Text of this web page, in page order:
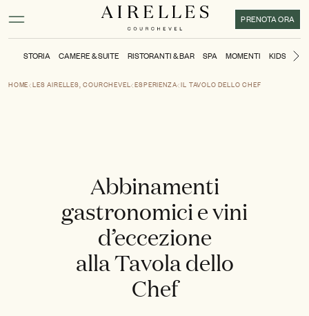
Attivare la modalità ad alto contrasto
PRENOTA ORA
STORIA CAMERE & SUITE RISTORANTI & BAR SPA MOMENTI KIDS CLUB
HOME LES AIRELLES, COURCHEVEL ESPERIENZA IL TAVOLO DELLO CHEF
Abbinamenti
gastronomici e vini
d’eccezione
alla Tavola dello
Chef